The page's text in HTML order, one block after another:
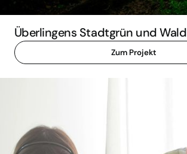
Überlingens Stadtgrün und Wald
Zum Projekt